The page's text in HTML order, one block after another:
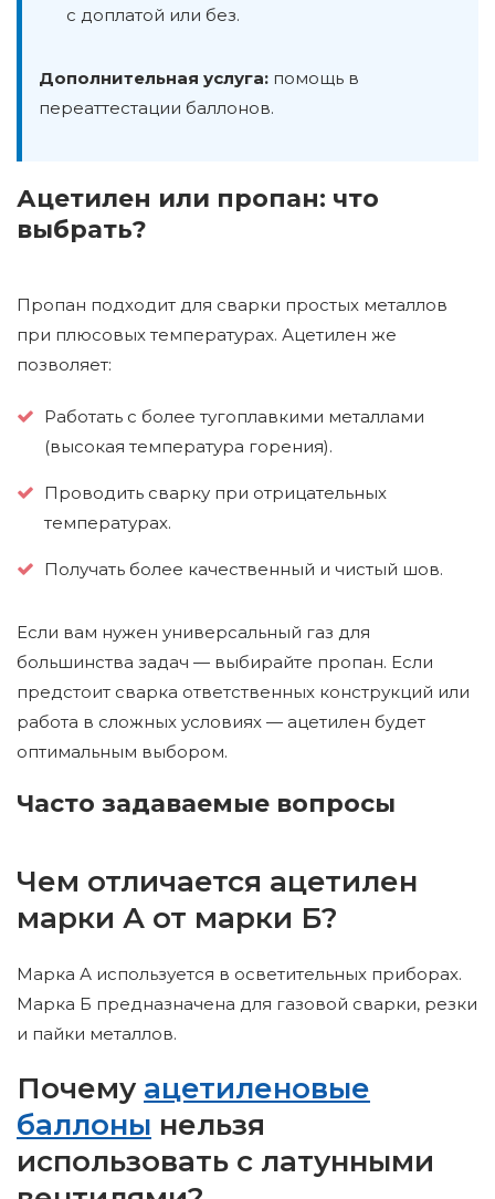
с доплатой или без.
Дополнительная услуга: помощь в
переаттестации баллонов.
Ацетилен или пропан: что
выбрать?
Пропан подходит для сварки простых металлов
при плюсовых температурах. Ацетилен же
позволяет:
Работать с более тугоплавкими металлами
(высокая температура горения).
Проводить сварку при отрицательных
температурах.
Получать более качественный и чистый шов.
Если вам нужен универсальный газ для
большинства задач — выбирайте пропан. Если
предстоит сварка ответственных конструкций или
работа в сложных условиях — ацетилен будет
оптимальным выбором.
Часто задаваемые вопросы
Чем отличается ацетилен
марки А от марки Б?
Марка А используется в осветительных приборах.
Марка Б предназначена для газовой сварки, резки
и пайки металлов.
Почему ацетиленовые
баллоны нельзя
использовать с латунными